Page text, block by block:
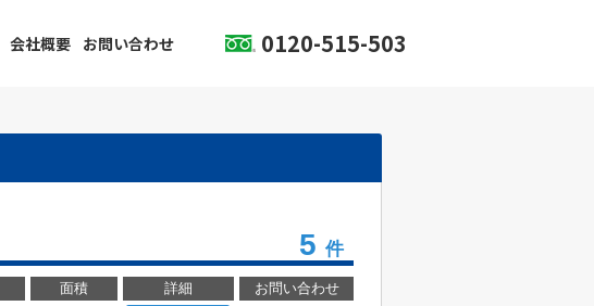
会社概要 お問い合わせ 0120-515-503
5 件
面積 詳細
お問い合わせ